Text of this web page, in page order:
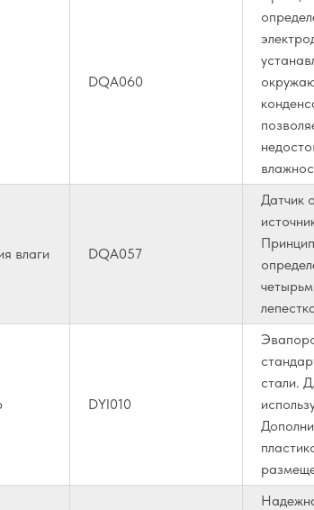
DQA060
влаги DQA057
Датчик
DYI010
стали.